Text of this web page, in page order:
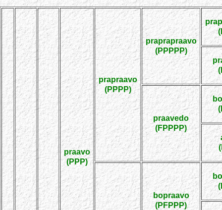
praavo
(PPP)
prapraavo
(PPPP)
praprapraavo
(PPPPP)
praavedo
(FPPPP)
bopraavo
(PFPPP)